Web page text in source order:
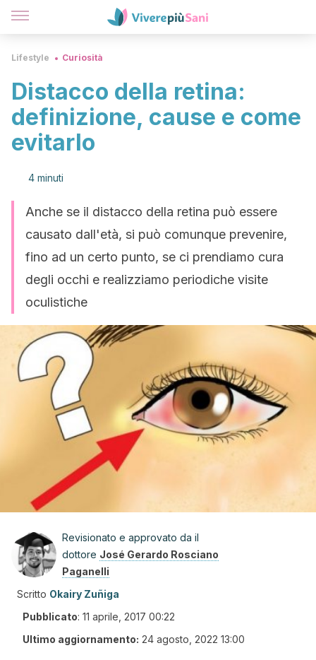
Lifestyle Curiosità
Distacco della retina:
definizione, cause e come
evitarlo
4 minuti
Anche se il distacco della retina può essere
causato dall'età, si può comunque prevenire,
fino ad un certo punto, se ci prendiamo cura
degli occhi e realizziamo periodiche visite
oculistiche
Revisionato e approvato da il
dottore José Gerardo Rosciano
Paganelli
Scritto Okairy Zuñiga
Pubblicato: 11 aprile, 2017 00:22
Ultimo aggiornamento: 24 agosto, 2022 13:00